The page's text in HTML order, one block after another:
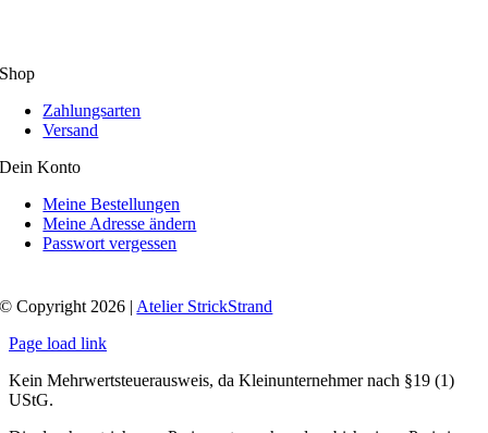
Shop
Zahlungsarten
Versand
Dein Konto
Meine Bestellungen
Meine Adresse ändern
Passwort vergessen
© Copyright 2026 | Atelier StrickStrand
Page load link
Kein Mehrwertsteuerausweis, da Kleinunternehmer nach §19 (1)
UStG.